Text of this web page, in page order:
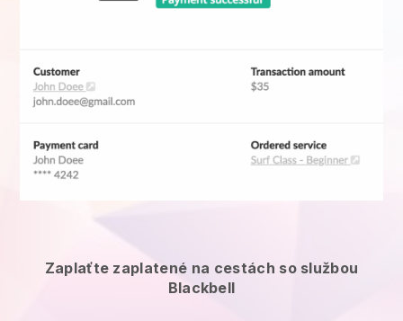
Zaplaťte zaplatené na cestách so službou
Blackbell